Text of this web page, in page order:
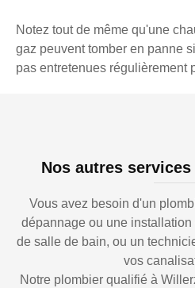
Notez tout de même qu'une
gaz peuvent tomber en panne
pas entretenues régulièrement
Nos autres
Vous avez besoin d'un
dépannage ou une
de salle de bain, ou un
vos
Notre plombier qualifié à